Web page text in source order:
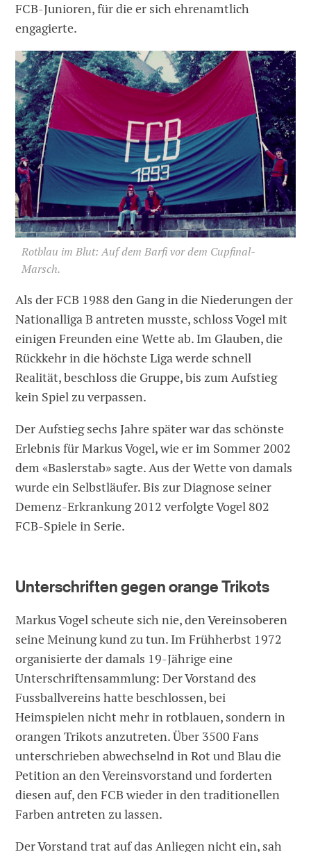
FCB-Junioren, für die er sich ehrenamtlich
engagierte.
Rotblau im Blut: Auf dem Barfi vor dem Cupfinal-
Marsch.
Als der FCB 1988 den Gang in die Niederungen der
Nationalliga B antreten musste, schloss Vogel mit
einigen Freunden eine Wette ab. Im Glauben, die
Rückkehr in die höchste Liga werde schnell
Realität, beschloss die Gruppe, bis zum Aufstieg
kein Spiel zu verpassen.
Der Aufstieg sechs Jahre später war das schönste
Erlebnis für Markus Vogel, wie er im Sommer 2002
dem «Baslerstab» sagte. Aus der Wette von damals
wurde ein Selbstläufer. Bis zur Diagnose seiner
Demenz-Erkrankung 2012 verfolgte Vogel 802
FCB-Spiele in Serie.
Unterschriften gegen orange Trikots
Markus Vogel scheute sich nie, den Vereinsoberen
seine Meinung kund zu tun. Im Frühherbst 1972
organisierte der damals 19-Jährige eine
Unterschriftensammlung: Der Vorstand des
Fussballvereins hatte beschlossen, bei
Heimspielen nicht mehr in rotblauen, sondern in
orangen Trikots anzutreten. Über 3500 Fans
unterschrieben abwechselnd in Rot und Blau die
Petition an den Vereinsvorstand und forderten
diesen auf, den FCB wieder in den traditionellen
Farben antreten zu lassen.
Der Vorstand trat auf das Anliegen nicht ein, sah